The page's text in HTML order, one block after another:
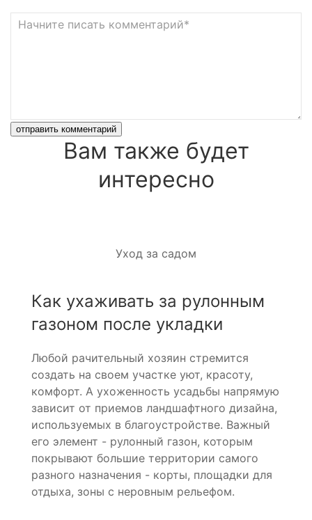
отправить комментарий
Вам также будет
интересно
Уход за садом
Как ухаживать за рулонным
газоном после укладки
Любой рачительный хозяин стремится
создать на своем участке уют, красоту,
комфорт. А ухоженность усадьбы напрямую
зависит от приемов ландшафтного дизайна,
используемых в благоустройстве. Важный
его элемент - рулонный газон, которым
покрывают большие территории самого
разного назначения - корты, площадки для
отдыха, зоны с неровным рельефом.